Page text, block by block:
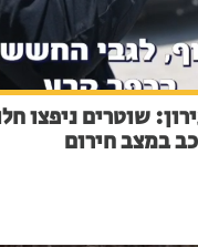
שוטרים ניפצו חלון
חירום